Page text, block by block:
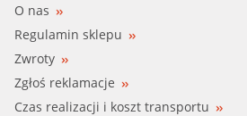
O nas
Regulamin sklepu
Zwroty
Zgłoś reklamacje
Czas realizacji i koszt transportu